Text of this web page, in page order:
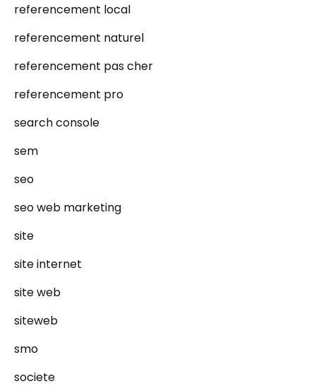
referencement local
referencement naturel
referencement pas cher
referencement pro
search console
sem
seo
seo web marketing
site
site internet
site web
siteweb
smo
societe